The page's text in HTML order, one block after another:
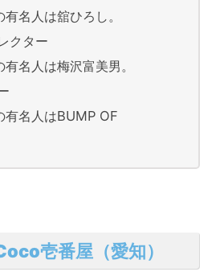
名人は舘ひろし。
クター
名人は梅沢富美男。
有名人はBUMP OF
壱番屋（愛知）